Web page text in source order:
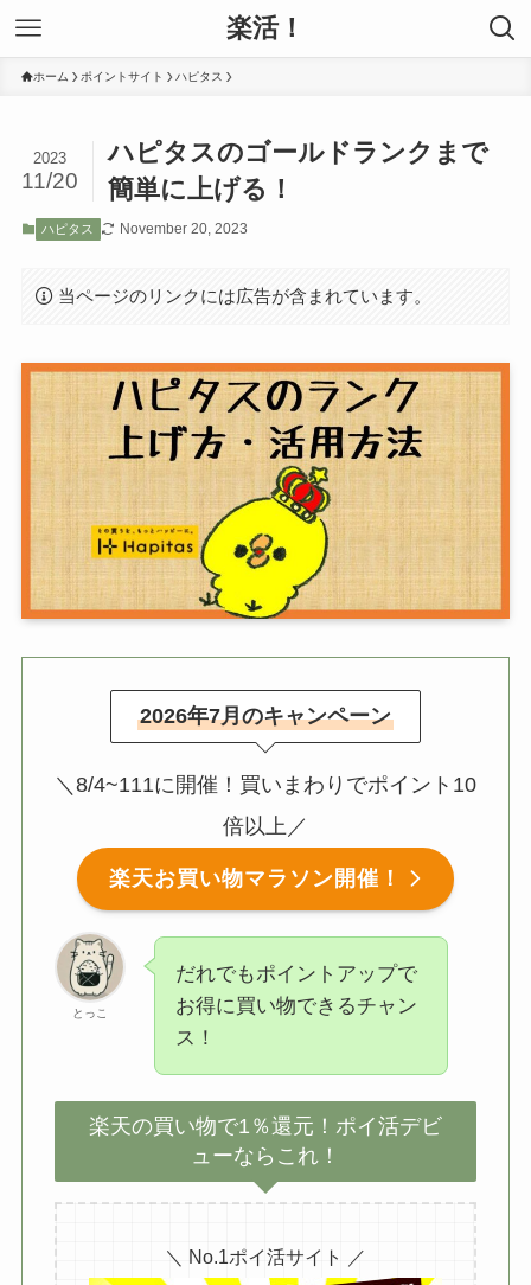
楽活！
ホーム ポイントサイト ハピタス
ハピタスのゴールドランクまで
簡単に上げる！
2023
11/20
ハピタス November 20, 2023
当ページのリンクには広告が含まれています。
2026年7月のキャンペーン
＼8/4~111に開催！買いまわりでポイント10
倍以上／
楽天お買い物マラソン開催！
とっこ
だれでもポイントアップで
お得に買い物できるチャン
ス！
楽天の買い物で1％還元！ポイ活デビ
ューならこれ！
＼ No.1ポイ活サイト ／